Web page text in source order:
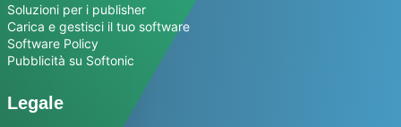
Soluzioni per i publisher
Carica e gestisci il tuo software
Software Policy
Pubblicità su Softonic
Legale